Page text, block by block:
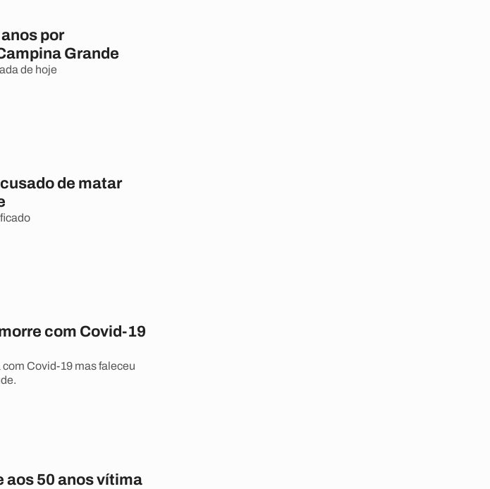
por
Grande
de hoje
de matar
com Covid-19
Covid-19 mas faleceu
aos 50 anos vítima